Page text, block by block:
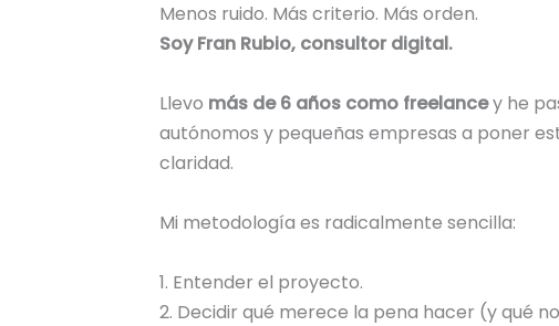
Menos ruido. Más criterio. Más orden.
Soy Fran Rubio, consultor digital.
Llevo más de 6 años como freelancey he
autónomos y pequeñas empresas a poner
claridad.
Mi metodología es radicalmente sencilla:
1. Entender el proyecto.
2. Decidir qué merece la pena hacer (y qué